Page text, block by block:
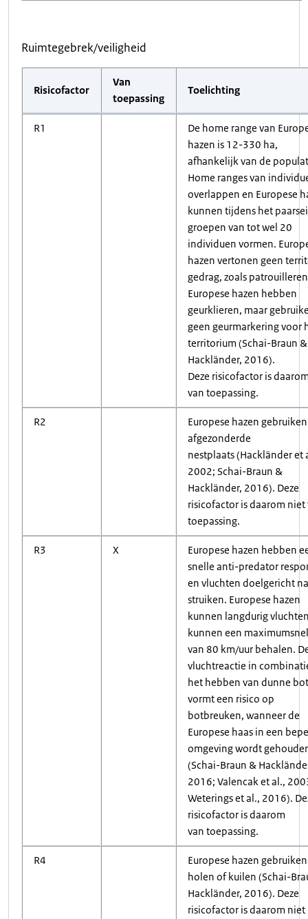
Ruimtegebrek/veiligheid
Risicofactor
Van
toepassing
Toelichting
R1
De home range van
hazen is 12-330 ha,
afhankelijk van de
Home ranges van
overlappen en Europese
kunnen tijdens het
groepen van tot wel 20
individuen vormen.
hazen vertonen geen
gedrag, zoals
Europese hazen hebben
geurklieren, maar
geen geurmarkering voor
territorium (Schai-Braun &
Hackländer, 2016).
Deze risicofactor is
van toepassing.
R2
Europese hazen
afgezonderde
nestplaats (Hackländer et
2002; Schai-Braun &
Hackländer, 2016). Deze
risicofactor is daarom niet
toepassing.
R3 X
Europese hazen hebben
snelle anti-predator
en vluchten doelgericht
struiken. Europese hazen
kunnen langdurig
kunnen een
van 80 km/uur behalen.
vluchtreactie in
het hebben van dunne
vormt een risico op
botbreuken, wanneer de
Europese haas in een
omgeving wordt
(Schai-Braun &
2016; Valencak et al.,
Weterings et al., 2016).
risicofactor is daarom
van toepassing.
R4
Europese hazen
holen of kuilen (Schai-
Hackländer, 2016). Deze
risicofactor is daarom niet